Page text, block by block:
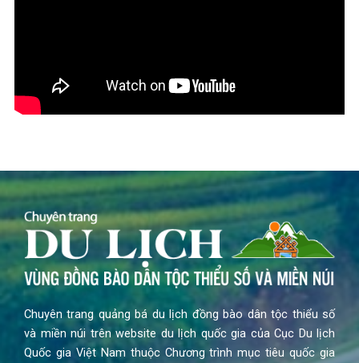
Chuyên trang quảng bá du lịch đồng bào dân tộc thiểu số
và miền núi trên website du lịch quốc gia của Cục Du lịch
Quốc gia Việt Nam thuộc Chương trình mục tiêu quốc gia